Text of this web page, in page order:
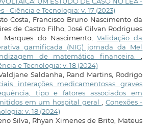
- Ciência e Tecnologia: v. 17 (2023)
Costa, Francisco Bruno Nascimento da
de Castro Filho, José Gilvan Rodrigues
Marques do Nascimento,Validação da
gamificada (NIG) jornada da Mel
de matemática financeira.
e Tecnologia: v. 18 (2024)
Saldanha, Rand Martins, Rodrigo
interações medicamentosas graves
tipo e fatores associados em
em um hospital geral
Conexões -
v. 18 (2024)
Silva, Rhyan Ximenes de Brito, Mateus